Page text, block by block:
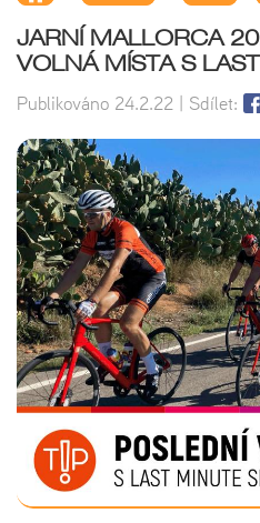
JARNÍ MALLORCA
VOLNÁ MÍSTA S
Publikováno 24.2.22 | Sdílet: